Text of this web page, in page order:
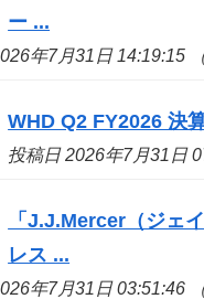
ー ...
年7月31日 14:19:15 （
WHD Q2 FY2026 決
投稿日 2026年7月31日
「J.J.Mercer（ジェ
レス ...
年7月31日 03:51:46 （